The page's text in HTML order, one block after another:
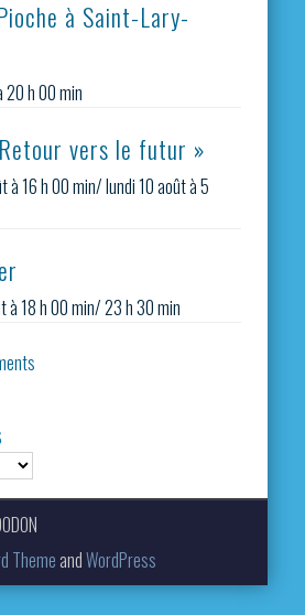
à Saint-Lary-
20 h 00 min
vers le futur »
à 16 h 00 min/lundi 10 août à 5
à 18 h 00 min/23 h 30 min
Theme andWordPress